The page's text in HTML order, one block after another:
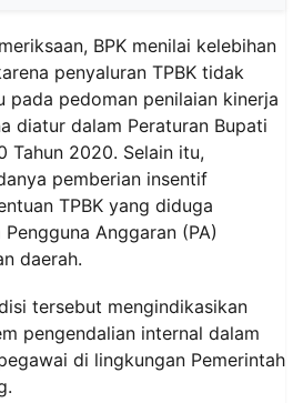
BPK menilai kelebihan
penyaluran TPBK tidak
pada pedoman penilaian kinerja
diatur dalam Peraturan Bupati
Tahun 2020. Selain itu,
pemberian insentif
TPBK yang diduga
Anggaran (PA)
daerah.
tersebut mengindikasikan
pengendalian internal dalam
di lingkungan Pemerintah